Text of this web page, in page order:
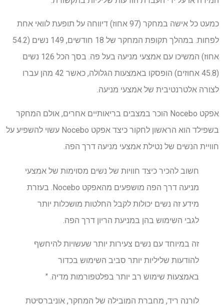
כמעט כל אישה במחקר (97 אחוז) דיווחה על תופעת לוואי אחת
לפחות. במהלך תקופת המחקר של 18 חודשים, 149 נשים (54.2
אחוז) המשיכו עם אמצעי מניעה בעל פה. בסך הכל 126 נשים
(45.8 אחוזים) הופסקו באמצעות הגלולה, כאשר 42 מהן עברו
לצורה אלטרנטיבית של אמצעי מניעה.
אפקט Nocebo הוכר במצבים בריאותיים אחרים, אולם המחקר
בשפילד הוא הראשון לחקור כיצד אפקט Nocebo עשוי להשפיע על
חוויית הנשים של נטילת אמצעי מניעה דרך הפה.
חשוב להכיר כיצד חוויות של נשים מסוימות של אמצעי
מניעה דרך הפה מושפעים מהאפקט Nocebo. בעזרת
מידע זה נשים יכולות לקבל החלטות מושכלות יותר
לגבי השימוש בהן במניעת הריון דרך הפה.
זה במיוחד עם נשים צעירות יותר שעשויות להיחשף
להודעות שליליות יותר סביב השימוש בכדור
באמצעות שימוש רב יותר בפלטפורמות מדיה. "
לורנה ריד, מחברת המובילה של המחקר, אוניברסיטת